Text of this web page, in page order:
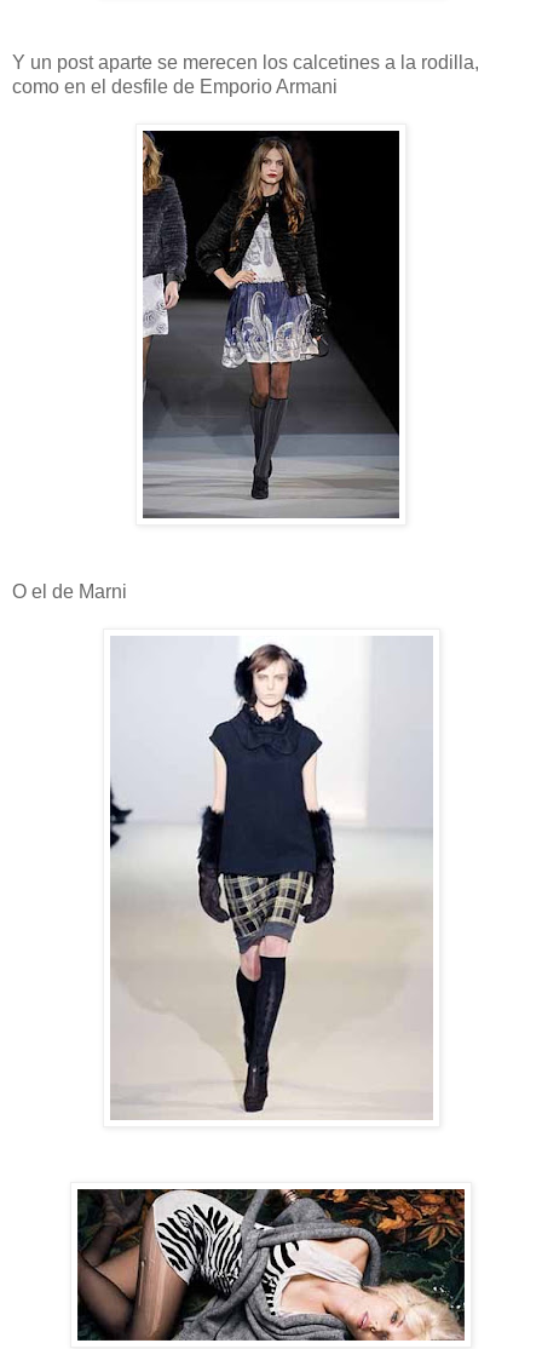
Y un post aparte se merecen los calcetines a la rodilla,
como en el desfile de Emporio Armani
O el de Marni